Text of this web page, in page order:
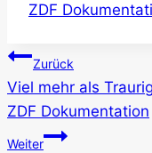
ZDF
Zurück
Viel mehr als
ZDF Dokumentation
Weiter